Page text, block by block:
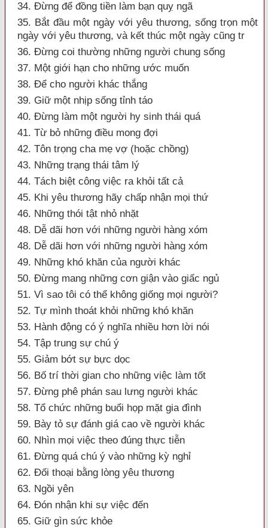
34. Đừng để đồng tiền làm bạn quỵ ngã
35. Bắt đầu một ngày với yêu thương, sống trọn một
ngày với yêu thương, và kết thúc một ngày cũng tr
36. Đừng coi thường những người chung sống
37. Một giới hạn cho những ước muốn
38. Để cho người khác thắng
39. Giữ một nhịp sống tỉnh táo
40. Đừng làm một người hy sinh thái quá
41. Từ bỏ những điều mong đợi
42. Tôn trọng cha mẹ vợ (hoặc chồng)
43. Những trạng thái tâm lý
44. Tách biệt công việc ra khỏi tất cả
45. Khi yêu thương hãy chấp nhận mọi thứ
46. Những thói tật nhỏ nhặt
48. Dễ dãi hơn với những người hàng xóm
48. Dễ dãi hơn với những người hàng xóm
49. Những khó khăn của người khác
50. Đừng mang những cơn giận vào giấc ngủ
51. Vì sao tôi có thể không giống mọi người?
52. Tự mình thoát khỏi những khó khăn
53. Hành động có ý nghĩa nhiều hơn lời nói
54. Tập trung sự chú ý
55. Giảm bớt sự bực dọc
56. Bố trí thời gian cho những việc làm tốt
57. Đừng phê phán sau lưng người khác
58. Tổ chức những buổi họp mặt gia đình
59. Bày tỏ sự đánh giá cao về người khác
60. Nhìn mọi việc theo đúng thực tiễn
61. Đừng quá chú ý vào những kỳ nghỉ
62. Đối thoại bằng lòng yêu thương
63. Ngồi yên
64. Đón nhận khi sự việc đến
65. Giữ gìn sức khỏe